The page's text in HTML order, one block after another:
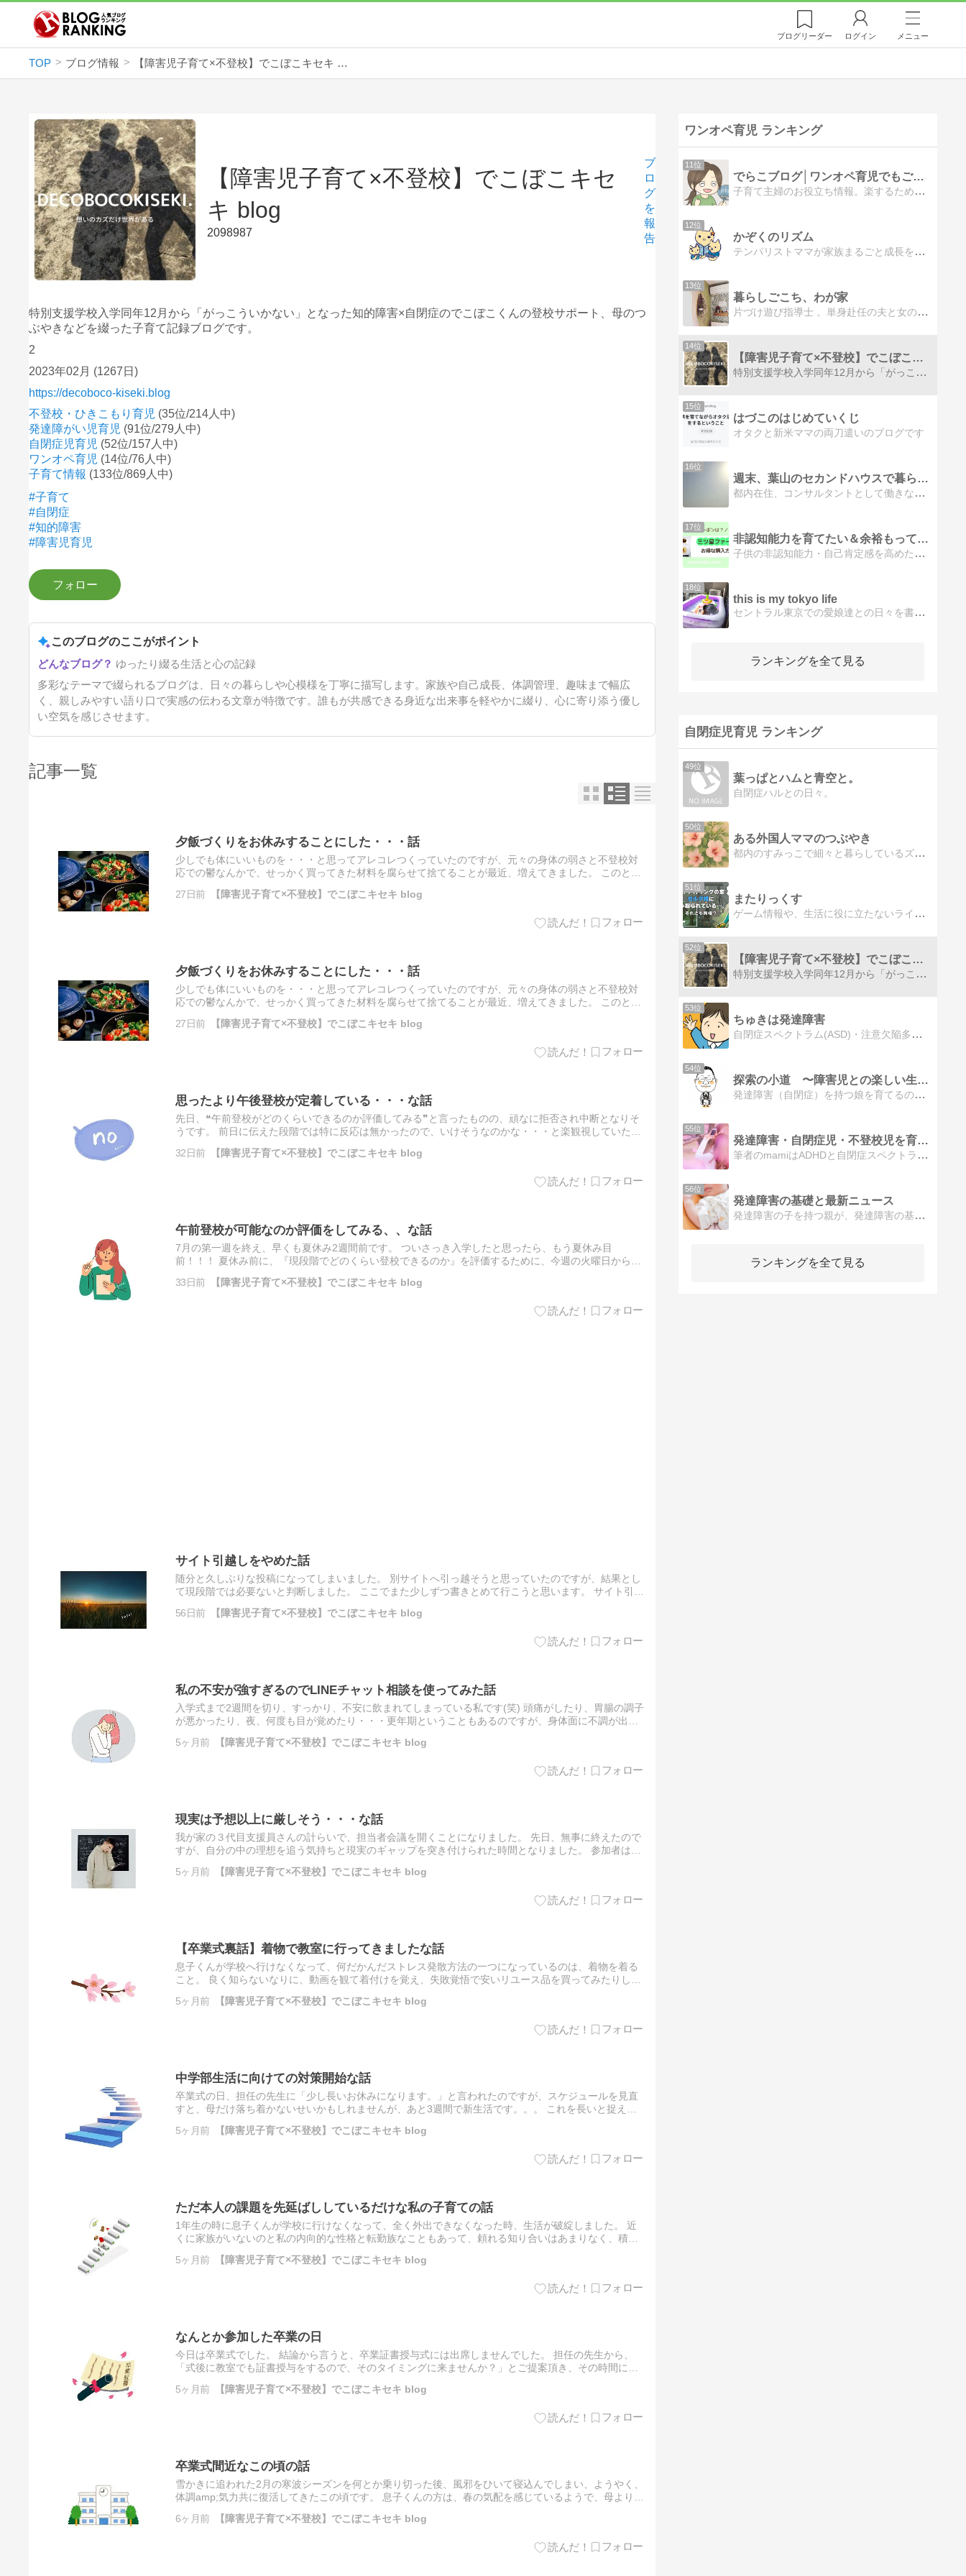
ブログリーダー ログイン メニュー
TOP ブログ情報 【障害児子育て×不登校】でこぼこキセキ blog
【障害児子育て×不登校】でこぼこキセ
キ blog
2098987
ブ
ロ
グ
を
報
告
特別支援学校入学同年12月から「がっこういかない」となった知的障害×自閉症のでこぼこくんの登校サポート、母のつ
ぶやきなどを綴った子育て記録ブログです。
2
2023年02月 (1267日)
https://decoboco-kiseki.blog
不登校・ひきこもり育児 (35位/214人中)
発達障がい児育児 (91位/279人中)
自閉症児育児 (52位/157人中)
ワンオペ育児 (14位/76人中)
子育て情報 (133位/869人中)
#子育て
#自閉症
#知的障害
#障害児育児
このブログのここがポイント
ゆったり綴る生活と心の記録
多彩なテーマで綴られるブログは、日々の暮らしや心模様を丁寧に描写します。家族や自己成長、体調管理、趣味まで幅広
く、親しみやすい語り口で実感の伝わる文章が特徴です。誰もが共感できる身近な出来事を軽やかに綴り、心に寄り添う優し
い空気を感じさせます。
記事一覧
夕飯づくりをお休みすることにした・・・話
少しでも体にいいものを・・・と思ってアレコレつくっていたのですが、元々の身体の弱さと不登校対
応での鬱なんかで、せっかく買ってきた材料を腐らせて捨てることが最近、増えてきました。 このとこ
27日前 【障害児子育て×不登校】でこぼこキセキ blog
夕飯づくりをお休みすることにした・・・話
少しでも体にいいものを・・・と思ってアレコレつくっていたのですが、元々の身体の弱さと不登校対
応での鬱なんかで、せっかく買ってきた材料を腐らせて捨てることが最近、増えてきました。 このとこ
27日前 【障害児子育て×不登校】でこぼこキセキ blog
思ったより午後登校が定着している・・・な話
先日、❝午前登校がどのくらいできるのか評価してみる❞と言ったものの、頑なに拒否され中断となりそ
うです。 前日に伝えた段階では特に反応は無かったので、いけそうなのかな・・・と楽観視していたの
32日前 【障害児子育て×不登校】でこぼこキセキ blog
午前登校が可能なのか評価をしてみる、、な話
7月の第一週を終え、早くも夏休み2週間前です。 ついさっき入学したと思ったら、もう夏休み目
前！！！ 夏休み前に、『現段階でどのくらい登校できるのか』を評価するために、今週の火曜日から木
33日前 【障害児子育て×不登校】でこぼこキセキ blog
サイト引越しをやめた話
随分と久しぶりな投稿になってしまいました。 別サイトへ引っ越そうと思っていたのですが、結果とし
て現段階では必要ないと判断しました。 ここでまた少しずつ書きとめて行こうと思います。 サイト引越
56日前 【障害児子育て×不登校】でこぼこキセキ blog
私の不安が強すぎるのでLINEチャット相談を使ってみた話
入学式まで2週間を切り、すっかり、不安に飲まれてしまっている私です(笑) 頭痛がしたり、胃腸の調子
が悪かったり、夜、何度も目が覚めたり・・・更年期ということもあるのですが、身体面に不調が出て
5ヶ月前 【障害児子育て×不登校】でこぼこキセキ blog
現実は予想以上に厳しそう・・・な話
我が家の３代目支援員さんの計らいで、担当者会議を開くことになりました。 先日、無事に終えたので
すが、自分の中の理想を追う気持ちと現実のギャップを突き付けられた時間となりました。 参加者は、
5ヶ月前 【障害児子育て×不登校】でこぼこキセキ blog
【卒業式裏話】着物で教室に行ってきましたな話
息子くんが学校へ行けなくなって、何だかんだストレス発散方法の一つになっているのは、着物を着る
こと。 良く知らないなりに、動画を観て着付けを覚え、失敗覚悟で安いリユース品を買ってみたりして
5ヶ月前 【障害児子育て×不登校】でこぼこキセキ blog
中学部生活に向けての対策開始な話
卒業式の日、担任の先生に「少し長いお休みになります。」と言われたのですが、スケジュールを見直
すと、母だけ落ち着かないせいかもしれませんが、あと3週間で新生活です。。。 これを長いと捉える
5ヶ月前 【障害児子育て×不登校】でこぼこキセキ blog
ただ本人の課題を先延ばししているだけな私の子育ての話
1年生の時に息子くんが学校に行けなくなって、全く外出できなくなった時、生活が破綻しました。 近
くに家族がいないのと私の内向的な性格と転勤族なこともあって、頼れる知り合いはあまりなく、積極
5ヶ月前 【障害児子育て×不登校】でこぼこキセキ blog
なんとか参加した卒業の日
今日は卒業式でした。 結論から言うと、卒業証書授与式には出席しませんでした。 担任の先生から、
「式後に教室でも証書授与をするので、そのタイミングに来ませんか？」とご提案頂き、その時間に参
5ヶ月前 【障害児子育て×不登校】でこぼこキセキ blog
卒業式間近なこの頃の話
雪かきに追われた2月の寒波シーズンを何とか乗り切った後、風邪をひいて寝込んでしまい、ようやく、
体調amp;気力共に復活してきたこの頃です。 息子くんの方は、春の気配を感じているようで、母より目
6ヶ月前 【障害児子育て×不登校】でこぼこキセキ blog
ワンオペ育児 ランキング
11位
でらこブログ│ワンオペ育児でもごきげんな主婦ブログ
子育て主婦のお役立ち情報。楽するために全力な筆者が知りたかった育児情報やおすすめグッズレビュー、お得情報、子育ての悩みの解決方法や在宅での副業のやり方・失敗談をシェア。ワンオペ育児中でもごきげんで豊かに暮らすための生活の工夫を発信中。
12位
かぞくのリズム
テンパリストママが家族まるごと成長を目指して「家族育て」情報発信！
13位
暮らしごこち、わが家
片づけ遊び指導士 。単身赴任の夫と女のコ2人と男のコ1人のママ。ワンオペ育児奮闘中。雑誌CHANTOの第二回『収納&片づけグランプリ』にてグランプリ受賞
14位
【障害児子育て×不登校】でこぼこキセキ blog
特別支援学校入学同年12月から「がっこういかない」となった知的障害×自閉症のでこぼこくんの登校サポート、母のつぶやきなどを綴った子育て記録ブログです。
15位
はづこのはじめていくじ
オタクと新米ママの両刀遣いのブログです
16位
週末、葉山のセカンドハウスで暮らします〜子育て働くママブログ
都内在住、コンサルタントとして働きながら、3歳と5歳の男の子の育児真っ最中、週末時々葉山のセカンドハウスで週末を過ごしています。
17位
非認知能力を育てたい＆余裕もって子供と接したいママのブログ
子供の非認知能力・自己肯定感を高めたい2人育児・教育に奮闘する帰国子女×理系ママのブログ。教育・子育ての体験談やワンオペ育児で日々心に余裕をもつ工夫など子育てライフの情報を共有させて頂きたいです。
18位
this is my tokyo life
セントラル東京での愛娘達との日々を書き綴ります。Introduction for mother and children’s life in Tokyo
ランキングを全て見る
自閉症児育児 ランキング
49位
葉っぱとハムと青空と。
自閉症ハルとの日々。
50位
ある外国人ママのつぶやき
都内のすみっこで細々と暮らしているズボラ外国人おばちゃんです。特別支援学校に通う6歳娘と保育園児の3歳息子と(たまに夫の話も)の日記ブログを書いています。
51位
またりっくす
ゲーム情報や、生活に役に立たないライフハックなどゆるーく書いております。
52位
【障害児子育て×不登校】でこぼこキセキ blog
特別支援学校入学同年12月から「がっこういかない」となった知的障害×自閉症のでこぼこくんの登校サポート、母のつぶやきなどを綴った子育て記録ブログです。
53位
ちゅきは発達障害
自閉症スペクトラム(ASD)・注意欠陥多動性障害(ADHD)の男の子の療育日記です。イラストレーターのママが漫画も書いてます。岡山県岡山市
54位
探索の小道 〜障害児との楽しい生活〜
発達障害（自閉症）を持つ娘を育てるのは苦労も多いですが楽しいこともたくさん。ここでは主に楽しい思い出を語っていこうと思います。
55位
発達障害・自閉症児・不登校児を育てる子育て日記
筆者のmamiはADHDと自閉症スペクトラムの高校生男子と、不登校を小学生から続けている中学生男子を育てるシングルママ。保育士として勤務した経験と、自分の子育て経験をもとに、大変なママやパパに寄り添えるブログを目指しています。
56位
発達障害の基礎と最新ニュース
発達障害の子を持つ親が、発達障害の基礎知識、関連ニュースをまとめています。 自閉性・アスペルガー・精神遅滞・LD・ADHD 等 の発達遅れの目安も載せています。
ランキングを全て見る